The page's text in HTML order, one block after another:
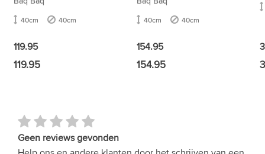
40cm 40cm
119.95
119.95
40cm 40cm
154.95
154.95
Geen reviews gevonden